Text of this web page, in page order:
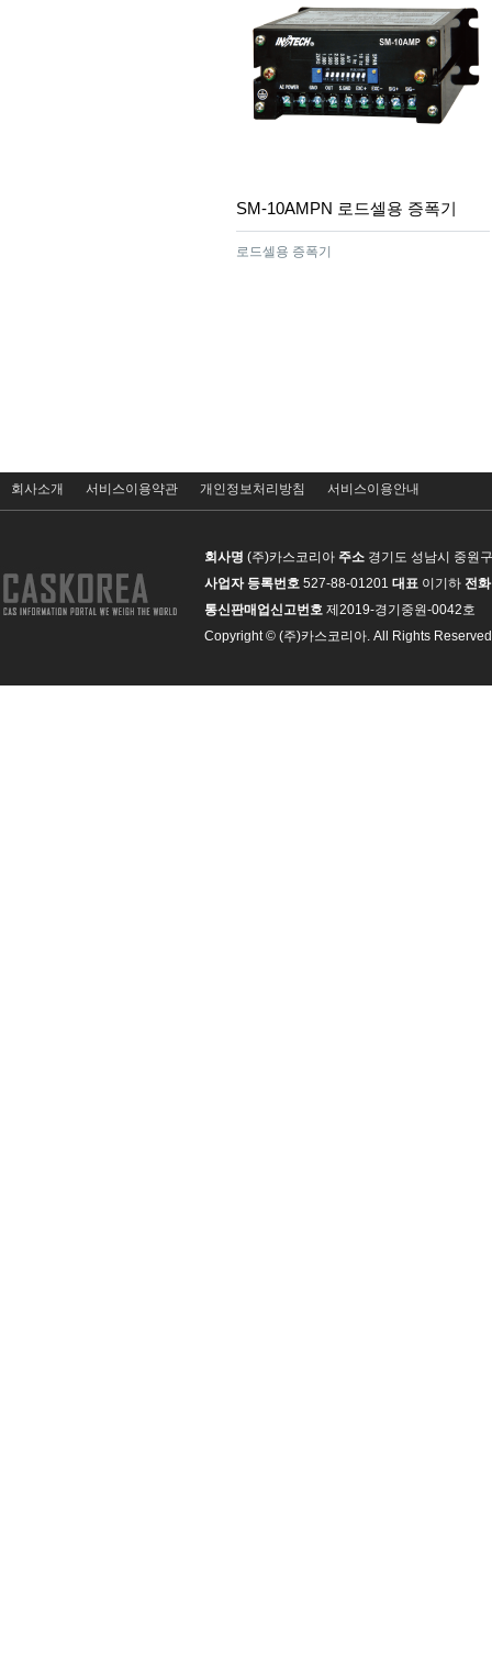
SM-10AMPN 로드셀용 증폭기
로드셀용 증폭기
회사소개 서비스이용약관 개인정보처리방침 서비스이용안내
회사명 (주)카스코리아 주소 경기도 성남시 중원
사업자 등록번호 527-88-01201 대표 이기하 전화
통신판매업신고번호 제2019-경기중원-0042호
Copyright © (주)카스코리아. All Rights